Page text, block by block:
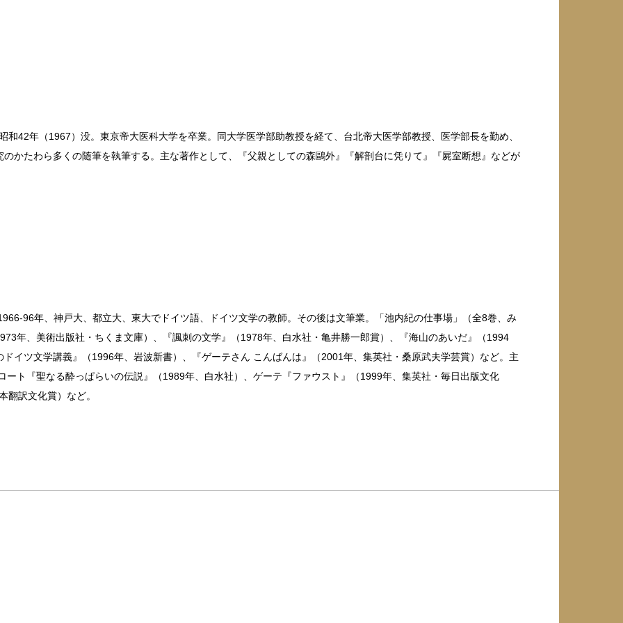
42年（1967）没。東京帝大医科大学を卒業。同大学医学部助教授を経て、台北帝大医学部教授、医学部長を勤め、
かたわら多くの随筆を執筆する。主な著作として、『父親としての森鷗外』『解剖台に凭りて』『屍室断想』などが
96年、神戸大、都立大、東大でドイツ語、ドイツ文学の教師。その後は文筆業。「池内紀の仕事場」（全8巻、み
年、美術出版社・ちくま文庫）、『諷刺の文学』（1978年、白水社・亀井勝一郎賞）、『海山のあいだ』（1994
イツ文学講義』（1996年、岩波新書）、『ゲーテさん こんばんは』（2001年、集英社・桑原武夫学芸賞）など。主
ト『聖なる酔っぱらいの伝説』（1989年、白水社）、ゲーテ『ファウスト』（1999年、集英社・毎日出版文化
翻訳文化賞）など。